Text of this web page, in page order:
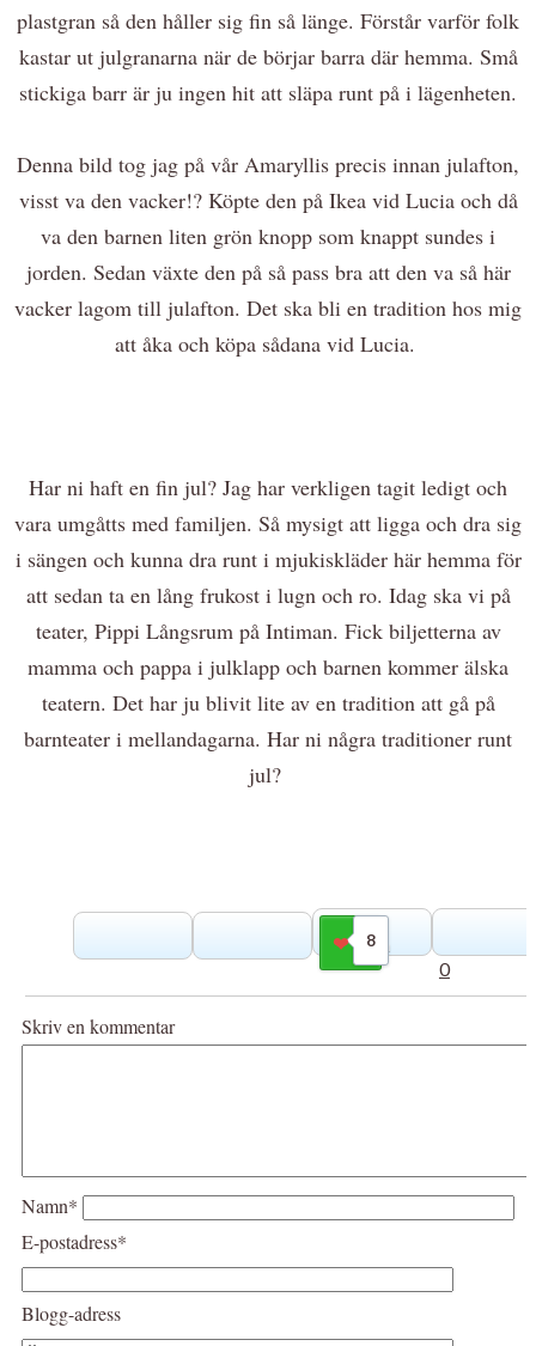
plastgran så den håller sig fin så länge. Förstår varför folk
kastar ut julgranarna när de börjar barra där hemma. Små
stickiga barr är ju ingen hit att släpa runt på i lägenheten.
Denna bild tog jag på vår Amaryllis precis innan julafton,
visst va den vacker!? Köpte den på Ikea vid Lucia och då
va den barnen liten grön knopp som knappt sundes i
jorden. Sedan växte den på så pass bra att den va så här
vacker lagom till julafton. Det ska bli en tradition hos mig
att åka och köpa sådana vid Lucia.
Har ni haft en fin jul? Jag har verkligen tagit ledigt och
vara umgåtts med familjen. Så mysigt att ligga och dra sig
i sängen och kunna dra runt i mjukiskläder här hemma för
att sedan ta en lång frukost i lugn och ro. Idag ska vi på
teater, Pippi Långsrum på Intiman. Fick biljetterna av
mamma och pappa i julklapp och barnen kommer älska
teatern. Det har ju blivit lite av en tradition att gå på
barnteater i mellandagarna. Har ni några traditioner runt
jul?
8
Gilla
0
Skriv en kommentar
Namn*
E-postadress*
Blogg-adress